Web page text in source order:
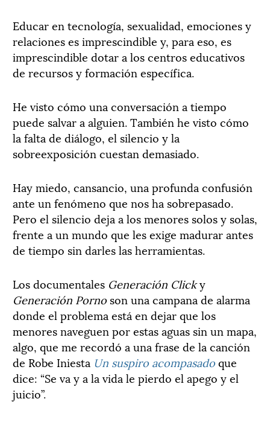
Educar en tecnología, sexualidad, emociones y
relaciones es imprescindible y, para eso, es
imprescindible dotar a los centros educativos
de recursos y formación específica.
He visto cómo una conversación a tiempo
puede salvar a alguien. También he visto cómo
la falta de diálogo, el silencio y la
sobreexposición cuestan demasiado.
Hay miedo, cansancio, una profunda confusión
ante un fenómeno que nos ha sobrepasado.
Pero el silencio deja a los menores solos y solas,
frente a un mundo que les exige madurar antes
de tiempo sin darles las herramientas.
Los documentales Generación Clicky
Generación Porno son una campana de alarma
donde el problema está en dejar que los
menores naveguen por estas aguas sin un mapa,
algo, que me recordó a una frase de la canción
de Robe Iniesta Un suspiro acompasadoque
dice: “Se va y a la vida le pierdo el apego y el
juicio”.